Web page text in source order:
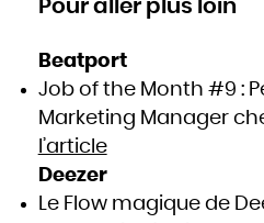
Pour aller plus loin
Beatport
Job of the Month #9 :
Marketing Manager
l’article
Deezer
Le Flow magique de